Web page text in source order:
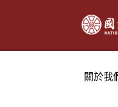
關於我